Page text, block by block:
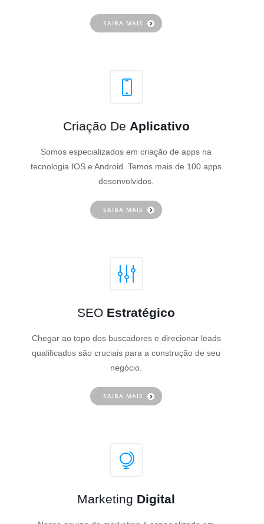
SAIBA MAIS
Criação De Aplicativo
Somos especializados em criação de apps na
tecnologia IOS e Android. Temos mais de 100 apps
desenvolvidos.
SAIBA MAIS
SEO Estratégico
Chegar ao topo dos buscadores e direcionar leads
qualificados são cruciais para a construção de seu
negócio.
SAIBA MAIS
Marketing Digital